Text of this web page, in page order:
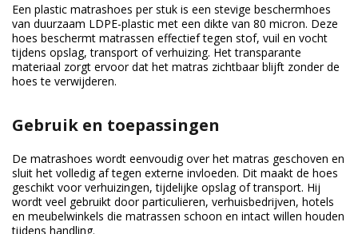
Een plastic matrashoes per stuk is een stevige beschermhoes
van duurzaam LDPE-plastic met een dikte van 80 micron. Deze
hoes beschermt matrassen effectief tegen stof, vuil en vocht
tijdens opslag, transport of verhuizing. Het transparante
materiaal zorgt ervoor dat het matras zichtbaar blijft zonder de
hoes te verwijderen.
Gebruik en toepassingen
De matrashoes wordt eenvoudig over het matras geschoven en
sluit het volledig af tegen externe invloeden. Dit maakt de hoes
geschikt voor verhuizingen, tijdelijke opslag of transport. Hij
wordt veel gebruikt door particulieren, verhuisbedrijven, hotels
en meubelwinkels die matrassen schoon en intact willen houden
tijdens handling.